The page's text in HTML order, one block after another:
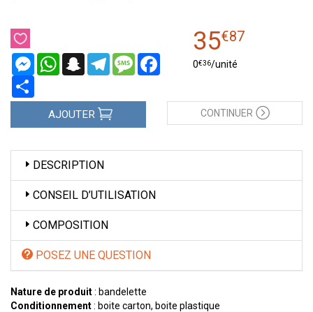
MessengerWhatsAppSnapchatTelegramMessageFacebook
35€87
0€36/unité
AJOUTER CONTINUER
DESCRIPTION
CONSEIL D’UTILISATION
COMPOSITION
POSEZ UNE QUESTION
Nature de produit: bandelette
Conditionnement: boite carton, boite plastique